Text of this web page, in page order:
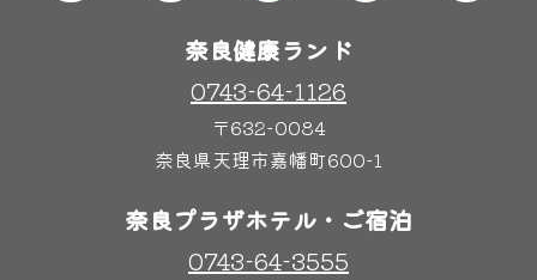
奈良健康ランド
0743-64-1126
〒632-0084
奈良県天理市嘉幡町600-1
奈良プラザホテル・ご宿泊
0743-64-3555